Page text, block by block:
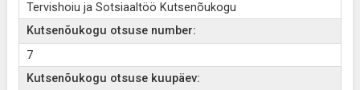
Tervishoiu ja Sotsiaaltöö Kutsenõukogu
Kutsenõukogu otsuse number:
7
Kutsenõukogu otsuse kuupäev: